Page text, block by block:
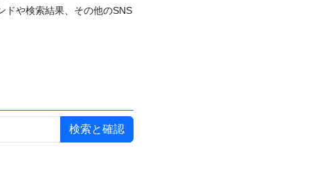
ドや検索結果、その他のSNS